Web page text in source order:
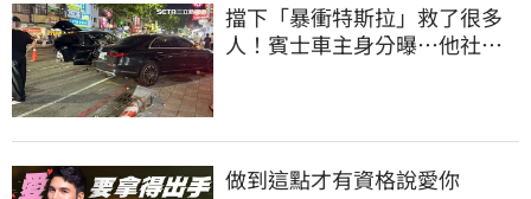
擋下「暴衝特斯拉」救了很多
人！賓士車主身分曝…他社群
做到這點才有資格說愛你